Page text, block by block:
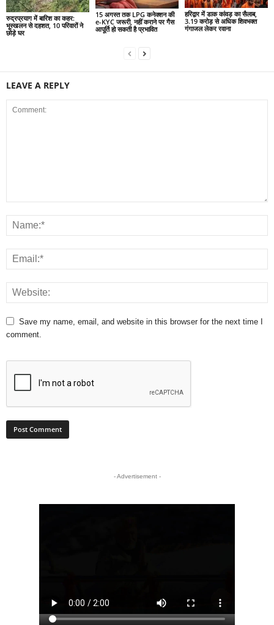
रुद्रप्रयाग में बारिश का कहर:
भूस्खलन से दहशत, 10 परिवारों ने
छोड़े घर
15 अगस्त तक LPG कनेक्शन की
e-KYC जरूरी, नहीं कराने पर गैस
आपूर्ति हो सकती है प्रभावित
हरिद्वार में डाक कांवड़ का सैलाब,
3.19 करोड़ से अधिक शिवभक्त
गंगाजल लेकर रवाना
LEAVE A REPLY
Save my name, email, and website in this browser for the next time I
comment.
- Advertisement -